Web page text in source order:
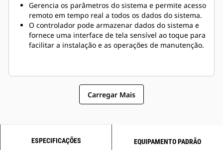
Gerencia os parâmetros do sistema e permite acesso
remoto em tempo real a todos os dados do sistema.
O controlador pode armazenar dados do sistema e
fornece uma interface de tela sensível ao toque para
facilitar a instalação e as operações de manutenção.
Carregar Mais
ESPECIFICAÇÕES EQUIPAMENTO PADRÃO